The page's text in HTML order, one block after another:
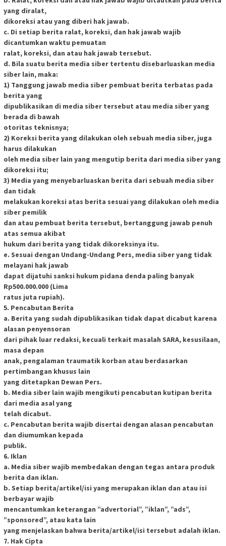
yang diralat,
dikoreksi atau yang diberi hak jawab.
c. Di setiap berita ralat, koreksi, dan hak jawab wajib
dicantumkan waktu pemuatan
ralat, koreksi, dan atau hak jawab tersebut.
d. Bila suatu berita media siber tertentu disebarluaskan media
siber lain, maka:
1) Tanggung jawab media siber pembuat berita terbatas pada
berita yang
dipublikasikan di media siber tersebut atau media siber yang
berada di bawah
otoritas teknisnya;
2) Koreksi berita yang dilakukan oleh sebuah media siber, juga
harus dilakukan
oleh media siber lain yang mengutip berita dari media siber yang
dikoreksi itu;
3) Media yang menyebarluaskan berita dari sebuah media siber
dan tidak
melakukan koreksi atas berita sesuai yang dilakukan oleh media
siber pemilik
dan atau pembuat berita tersebut, bertanggung jawab penuh
atas semua akibat
hukum dari berita yang tidak dikoreksinya itu.
e. Sesuai dengan Undang-Undang Pers, media siber yang tidak
melayani hak jawab
dapat dijatuhi sanksi hukum pidana denda paling banyak
Rp500.000.000 (Lima
ratus juta rupiah).
5. Pencabutan Berita
a. Berita yang sudah dipublikasikan tidak dapat dicabut karena
alasan penyensoran
dari pihak luar redaksi, kecuali terkait masalah SARA, kesusilaan,
masa depan
anak, pengalaman traumatik korban atau berdasarkan
pertimbangan khusus lain
yang ditetapkan Dewan Pers.
b. Media siber lain wajib mengikuti pencabutan kutipan berita
dari media asal yang
telah dicabut.
c. Pencabutan berita wajib disertai dengan alasan pencabutan
dan diumumkan kepada
publik.
6. Iklan
a. Media siber wajib membedakan dengan tegas antara produk
berita dan iklan.
b. Setiap berita/artikel/isi yang merupakan iklan dan atau isi
berbayar wajib
mencantumkan keterangan ”advertorial”, ”iklan”, ”ads”,
”sponsored”, atau kata lain
yang menjelaskan bahwa berita/artikel/isi tersebut adalah iklan.
7. Hak Cipta